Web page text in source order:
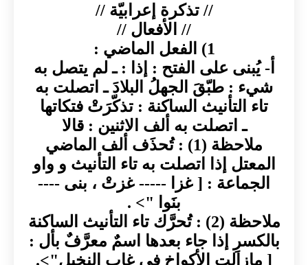
// تذكرة إعرابيّة //
// الأفعال //
1) الفعل الماضي :
أ- يُبنى على الفتح : إذا : ـ لم يتصل به
شيء : طبّقَ الجهلُ البلادَ ـ اتصلت به
تاء التأنيث الساكنة : تذكّرَتْ فتكاتها
ـ اتصلت به ألف الاثنين : قالا
ملاحظة (1) : تُحذَف ألف الماضي
المعتل إذا اتصلت به تاء التأنيث و واو
الجماعة : [ غزا ----- غزتْ ، بنى ----
بنَوا "> .
ملاحظة (2) : تُحرَّك تاء التأنيث الساكنة
بالكسرِ إذا جاء بعدها اسمٌ معرَّفٌ بأل :
[ مازالتِ الأكواخ في غاب النخيل">.